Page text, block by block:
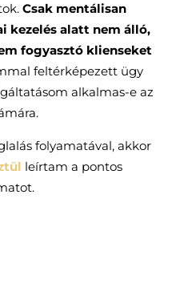
Csak mentálisan
kezelés alatt nem álló,
fogyasztó klienseket
feltérképezett ügy
alkalmas-e az
folyamatával, akkor
leírtam a pontos